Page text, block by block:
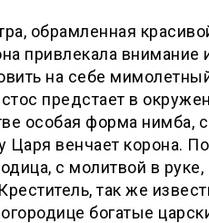
обрамленная
привлекала внимание
на себе
предстает в
особая форма нимба,
венчает корона.
с молитвой в
так же
богатые